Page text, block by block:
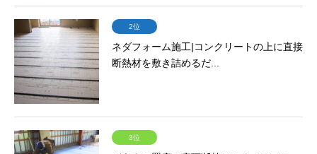
2位
ネダフォーム施工|コンクリートの上に直接
断熱材を敷き詰めるだ...
3位